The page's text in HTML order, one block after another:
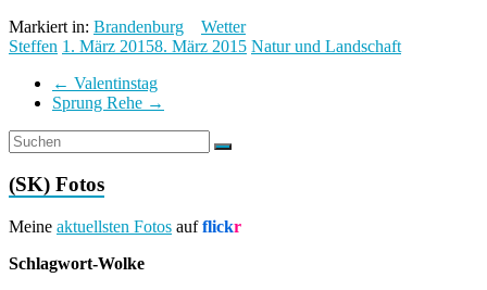
Markiert in: Brandenburg
Wetter
Steffen 1. März 20158. März 2015 Natur und Landschaft
← Valentinstag
Sprung Rehe →
(SK) Fotos
Meine aktuellsten Fotos aufflickr
Schlagwort-Wolke